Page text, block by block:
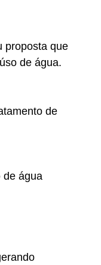
proposta que
de água.
de
de água